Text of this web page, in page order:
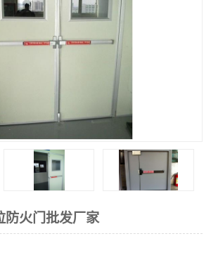
防火门批发厂家
工业平移门
监狱门及监狱设备
钢大门厂家
彩钢板门